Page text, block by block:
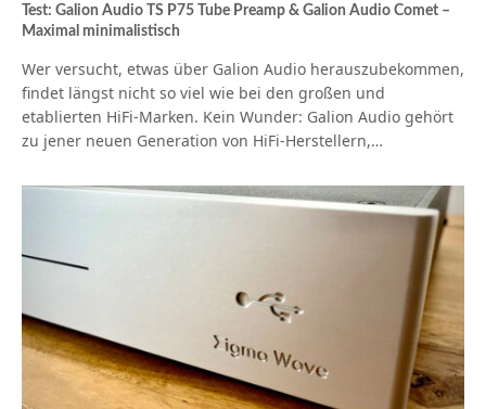
Test: Galion Audio TS P75 Tube Preamp & Galion Audio Comet –
Maximal minimalistisch
Wer versucht, etwas über Galion Audio herauszubekommen,
findet längst nicht so viel wie bei den großen und
etablierten HiFi-Marken. Kein Wunder: Galion Audio gehört
zu jener neuen Generation von HiFi-Herstellern,…